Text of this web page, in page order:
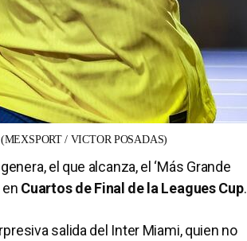
(MEXSPORT / VICTOR POSADAS)
el que alcanza, el ‘Más Grande
Cuartos de Final de la Leagues Cup.
salida del Inter Miami, quien no